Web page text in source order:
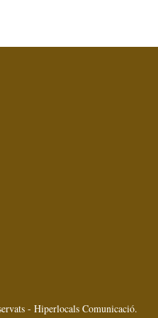
- Hiperlocals Comunicació.